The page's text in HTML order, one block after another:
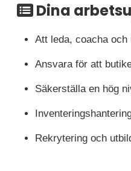
Dina
Att leda, coacha
Ansvara för att
Säkerställa en hög
Rekrytering och